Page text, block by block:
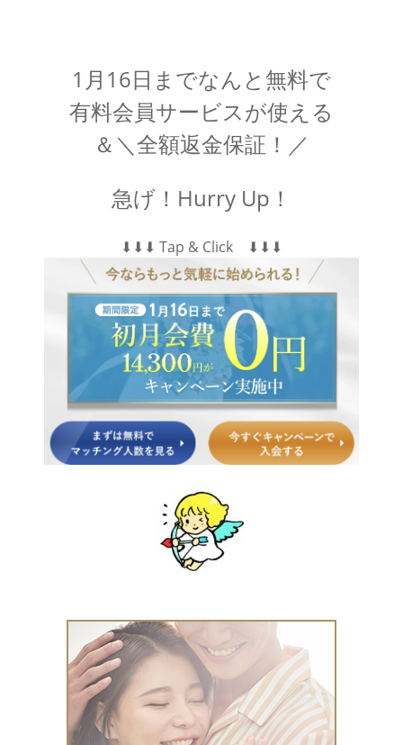
1月16日までなんと無料で
有料会員サービスが使える
＆＼全額返金保証！／
急げ！Hurry Up！
⬇︎⬇︎⬇︎ Tap & Click ⬇︎⬇︎⬇︎